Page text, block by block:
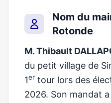
Nom du
Rotonde
M. Thibault
du petit village de
1er tour lors des
2026. Son mandat